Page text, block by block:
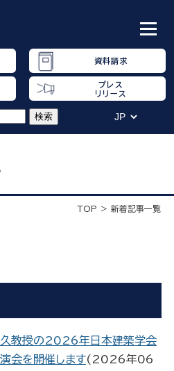
資料請求
プレス
リリース
TOP 新着記事一覧
教授の2026年日本建築学会
会を開催します( 2026年06